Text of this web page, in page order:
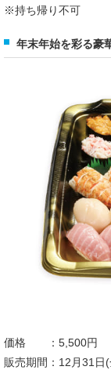
※持ち帰り不可
年末年始を彩る豪
価格 ：5,500円
販売期間：12月31日